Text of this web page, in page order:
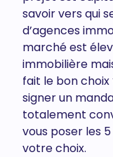
savoir vers qui
d’agences
marché est
immobilière
fait le bon choix
signer un
totalement
vous poser les
votre choix.